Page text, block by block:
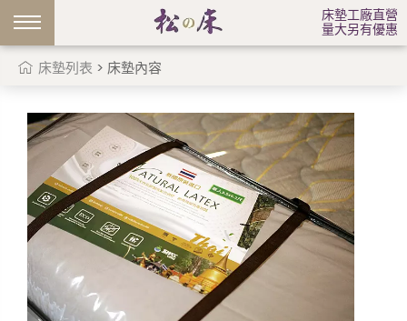
床墊列表 > 床墊內容
床墊工廠直營
量大另有優惠